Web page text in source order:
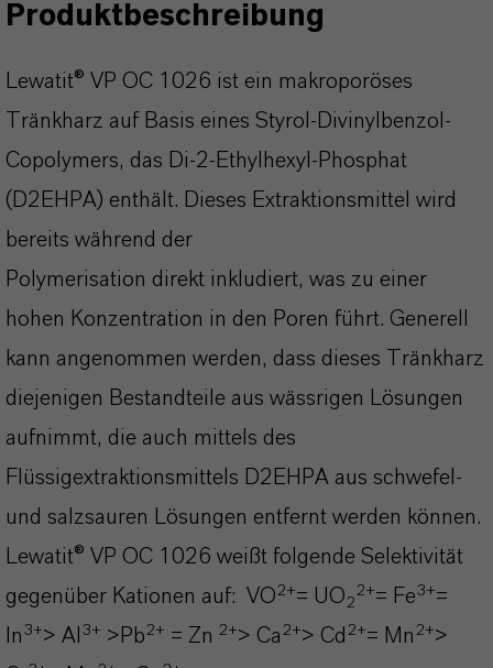
Produktbeschreibung
Lewatit® VP OC 1026 ist ein makroporöses
Tränkharz auf Basis eines Styrol-Divinylbenzol-
Copolymers, das Di-2-Ethylhexyl-Phosphat
(D2EHPA) enthält. Dieses Extraktionsmittel wird
bereits während der
Polymerisation direkt inkludiert, was zu einer
hohen Konzentration in den Poren führt. Generell
kann angenommen werden, dass dieses Tränkharz
diejenigen Bestandteile aus wässrigen Lösungen
aufnimmt, die auch mittels des
Flüssigextraktionsmittels D2EHPA aus schwefel-
und salzsauren Lösungen entfernt werden können.
Lewatit® VP OC 1026 weißt folgende Selektivität
gegenüber Kationen auf: VO 2+= UO 2
2+= Fe3+=
In 3+> Al 3+ >Pb 2+ = Zn 2+> Ca 2+> Cd 2+= Mn 2+>